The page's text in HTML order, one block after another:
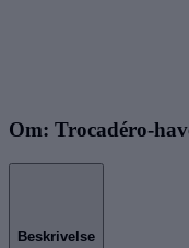
Om: Trocadéro-
Beskrivelse